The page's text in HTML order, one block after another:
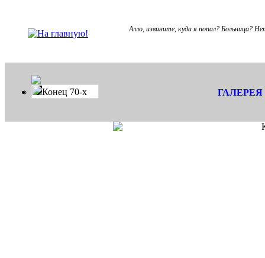
Aлло, извините, куда я попал? Больница?
Конец 70-х ГАЛЕРЕЯ